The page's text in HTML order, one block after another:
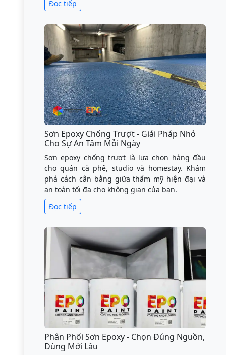
Đọc tiếp
Sơn Epoxy Chống Trượt - Giải Pháp Nhỏ
Cho Sự An Tâm Mỗi Ngày
Sơn epoxy chống trượt là lựa chọn hàng đầu
cho quán cà phê, studio và homestay. Khám
phá cách cân bằng giữa thẩm mỹ hiện đại và
an toàn tối đa cho không gian của bạn.
Đọc tiếp
Phân Phối Sơn Epoxy - Chọn Đúng Nguồn,
Dùng Mới Lâu